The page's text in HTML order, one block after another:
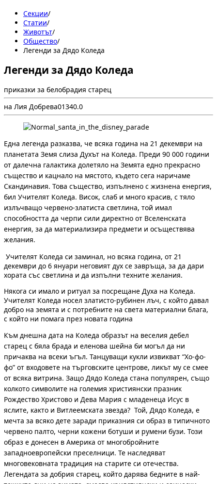
Секции/
Статии/
Животът/
Общество/
Легенди за Дядо Коледа
Легенди за Дядо Коледа
приказки за белобрадия старец
на Лия Добрева01340.0
Една легенда разказва, че всяка година на 21 декември на
планетата Земя слиза Духът на Коледа. Преди 90 000 години
от далечна галактика долетяло на Земята едно прекрасно
същество и кацнало на мястото, където сега наричаме
Скандинавия. Това същество, изпълнено с жизнена енергия,
бил Учителят Коледа. Висок, слаб и много красив, с тяло
излъчващо червено-златиста светлина, той имал
способността да черпи сили директно от Вселенската
енергия, за да материализира предмети и осъществява
желания.
Учителят Коледа си заминал, но всяка година, от 21
декември до 6 януари неговият дух се завръща, за да дари
хората със светлина и да изпълни техните желания.
Някога си имало и ритуал за посрещане Духа на Коледа.
Учителят Коледа носел златисто-рубинен лъч, с който давал
добро на земята и с потребните на света материални блага,
с който ни помага през новата година
Към днешна дата на Коледа образът на веселия дебел
старец с бяла брада и еленова шейна би могъл да ни
причаква на всеки ъгъл. Танцуващи кукли извикват “Хо-фо-
фо” от входовете на търговските центрове, ликът му се смее
от всяка витрина. Защо Дядо Коледа стана популярен, също
колкото символите на големия християнски празник
Рождество Христово и Дева Мария с младенеца Исус в
яслите, както и Витлеемската звезда? Той, Дядо Коледа, е
мечта за всяко дете заради приказния си образ в типичното
червено палто, черни кожени ботуши и румени бузи. Този
образ е донесен в Америка от многобройните
западноевропейски преселници. Те наследяват
многовековната традиция на старите си отечества.
Легендата за добрия старец, който дарява бедните в най-